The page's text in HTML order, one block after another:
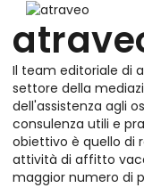
Il team editoriale di
settore della
dell'assistenza agli
consulenza utili e
obiettivo è quello di
attività di affitto
maggior numero di